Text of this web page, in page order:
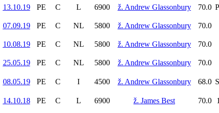
13.10.19 PE C L 6900 ž. Andrew Glassonbury 70.0
07.09.19 PE C NL 5800 ž. Andrew Glassonbury 70.0
10.08.19 PE C NL 5800 ž. Andrew Glassonbury 70.0
25.05.19 PE C NL 5800 ž. Andrew Glassonbury 70.0
08.05.19 PE C I 4500 ž. Andrew Glassonbury 68.0
14.10.18 PE C L 6900 ž. James Best 70.0